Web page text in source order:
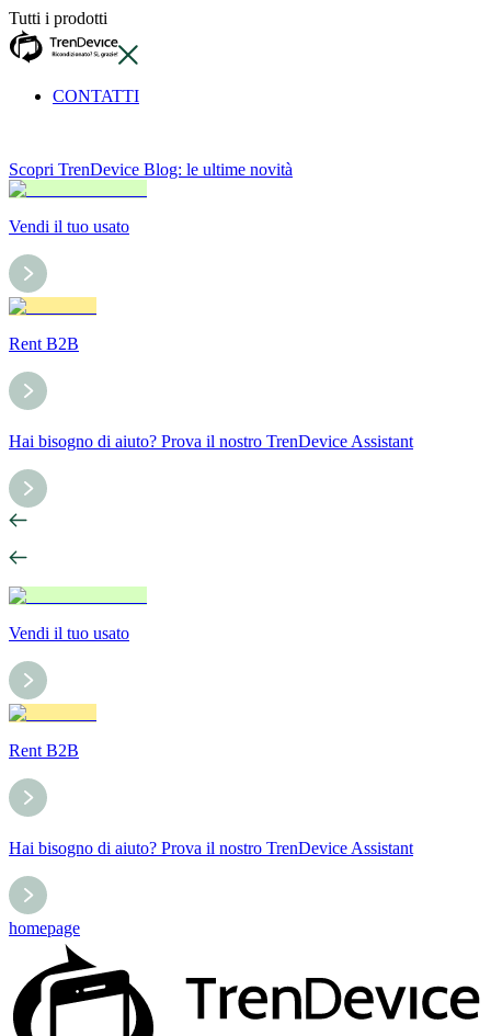
Tutti i prodotti
CONTATTI
Scopri TrenDevice Blog: le ultime novità
Vendi il tuo usato
Rent B2B
Hai bisogno di aiuto? Prova il nostro TrenDevice Assistant
Vendi il tuo usato
Rent B2B
Hai bisogno di aiuto? Prova il nostro TrenDevice Assistant
homepage